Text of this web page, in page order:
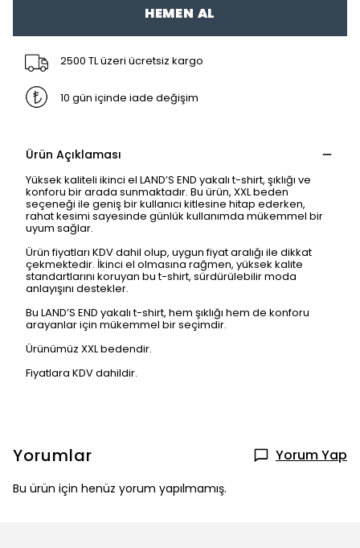
HEMEN AL
2500 TL üzeri ücretsiz kargo
10 gün içinde iade değişim
Ürün Açıklaması
Yüksek kaliteli ikinci el LAND’S END yakalı t-shirt, şıklığı ve
konforu bir arada sunmaktadır. Bu ürün, XXL beden
seçeneği ile geniş bir kullanıcı kitlesine hitap ederken,
rahat kesimi sayesinde günlük kullanımda mükemmel bir
uyum sağlar.
Ürün fiyatları KDV dahil olup, uygun fiyat aralığı ile dikkat
çekmektedir. İkinci el olmasına rağmen, yüksek kalite
standartlarını koruyan bu t-shirt, sürdürülebilir moda
anlayışını destekler.
Bu LAND’S END yakalı t-shirt, hem şıklığı hem de konforu
arayanlar için mükemmel bir seçimdir.
Ürünümüz XXL bedendir.
Fiyatlara KDV dahildir.
Yorumlar Yorum Yap
Bu ürün için henüz yorum yapılmamış.